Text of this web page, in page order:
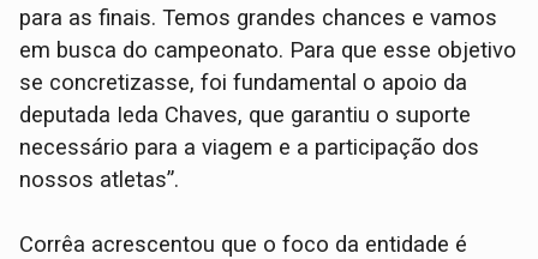
para as finais. Temos grandes chances e vamos
em busca do campeonato. Para que esse objetivo
se concretizasse, foi fundamental o apoio da
deputada Ieda Chaves, que garantiu o suporte
necessário para a viagem e a participação dos
nossos atletas”.
Corrêa acrescentou que o foco da entidade é